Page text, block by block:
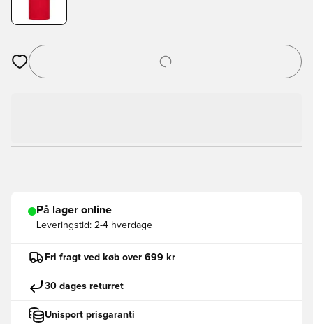
Åbner en Modal til at logge ind eller tilmelde dig som medlem
På lager online
Leveringstid: 2-4 hverdage
Fri fragt ved køb over 699 kr
30 dages returret
Unisport prisgaranti